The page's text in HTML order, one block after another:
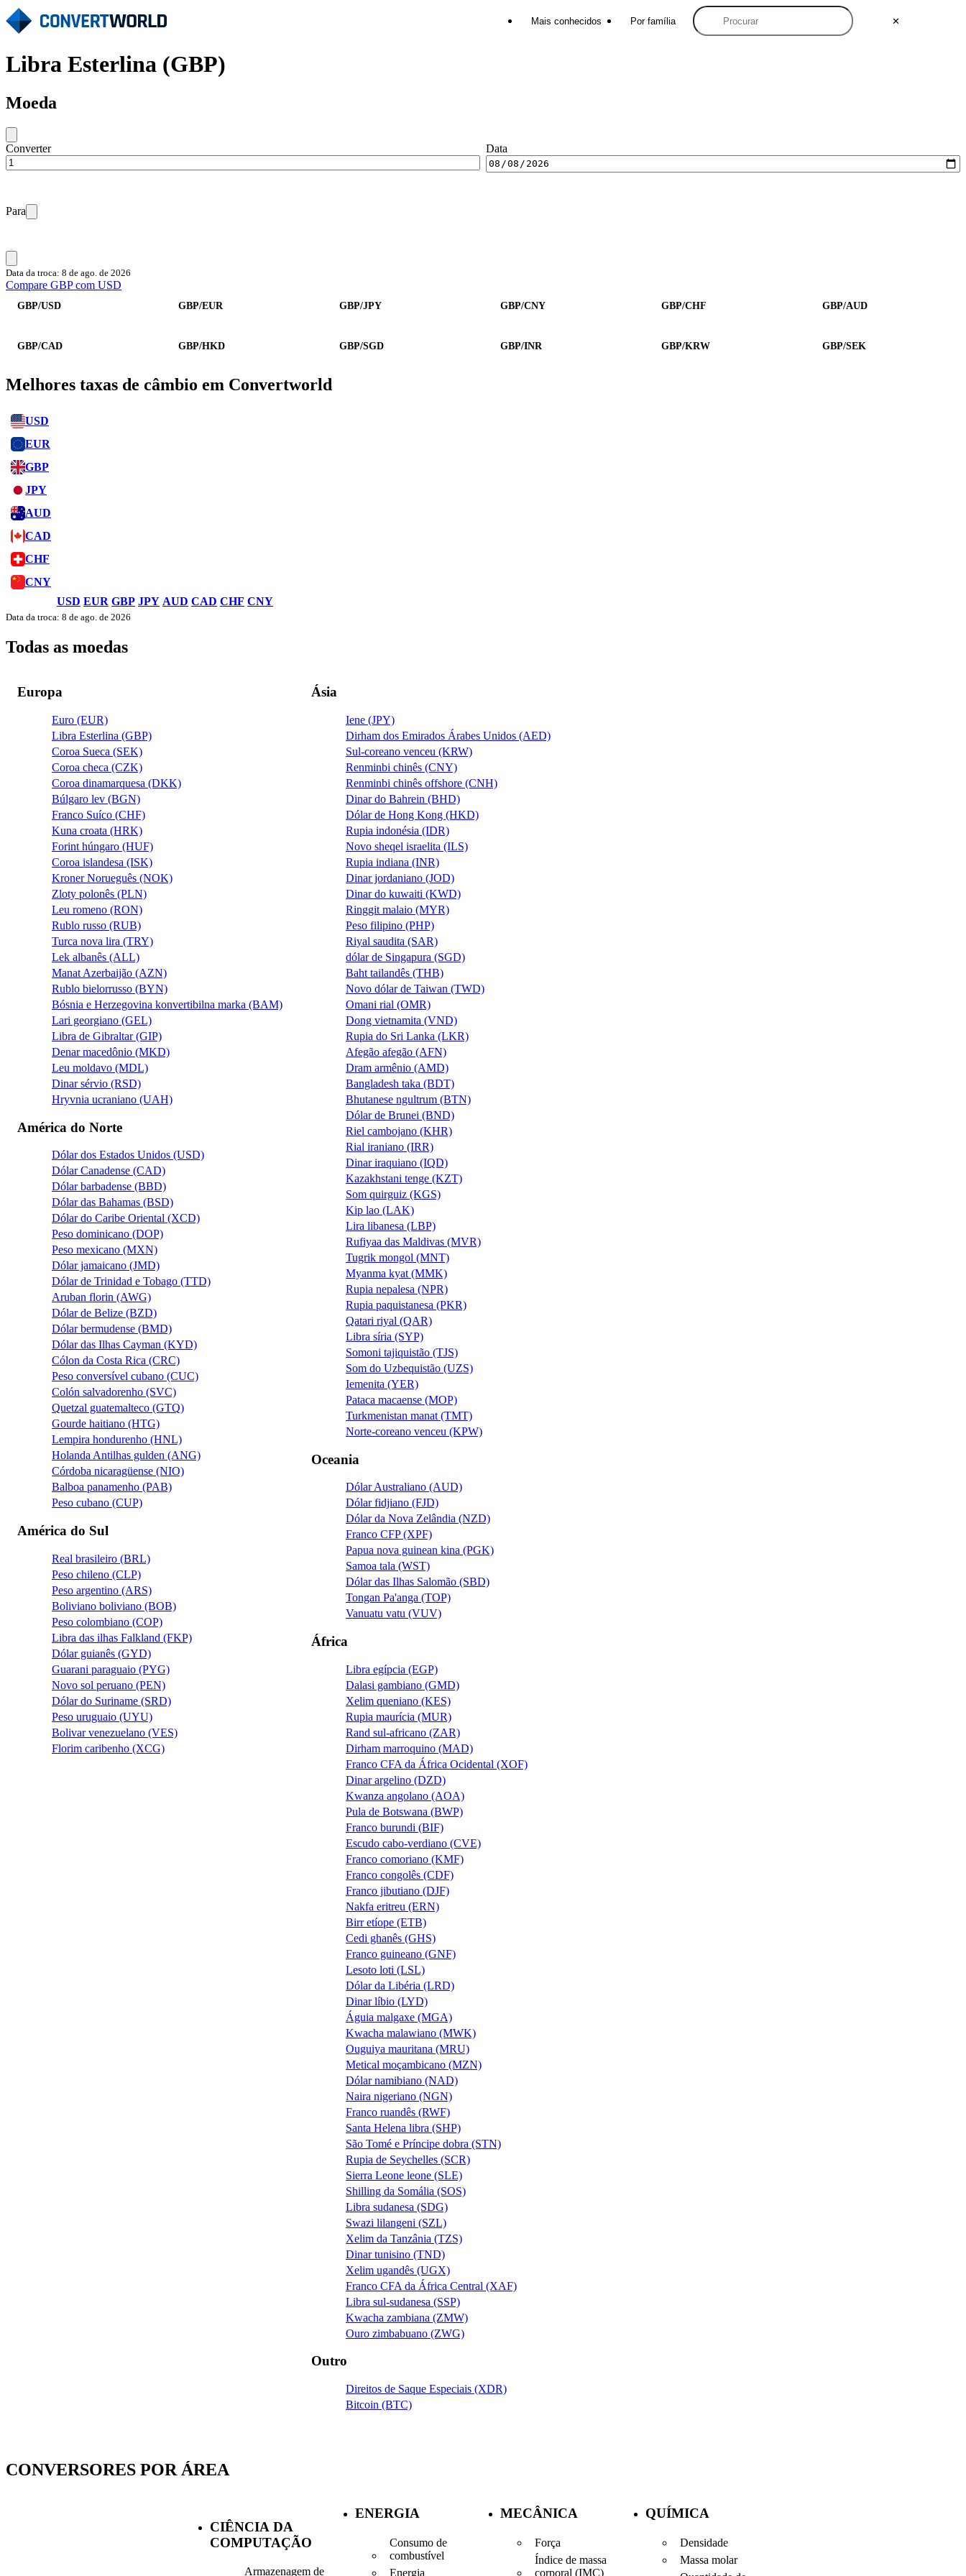
✕
Mais conhecidos Por família
Libra Esterlina (GBP)
Moeda
Converter Data
Para
Data da troca: 8 de ago. de 2026
Compare GBP com USD
GBP/USD GBP/EUR GBP/JPY GBP/CNY GBP/CHF GBP/AUD
GBP/CAD GBP/HKD GBP/SGD GBP/INR GBP/KRW GBP/SEK
Melhores taxas de câmbio em Convertworld
USD
EUR
GBP
JPY
AUD
CAD
CHF
CNY
USD EUR GBP JPY AUD CAD CHF CNY
Data da troca: 8 de ago. de 2026
Todas as moedas
Europa
Euro (EUR)
Libra Esterlina (GBP)
Coroa Sueca (SEK)
Coroa checa (CZK)
Coroa dinamarquesa (DKK)
Búlgaro lev (BGN)
Franco Suíco (CHF)
Kuna croata (HRK)
Forint húngaro (HUF)
Coroa islandesa (ISK)
Kroner Norueguês (NOK)
Zloty polonês (PLN)
Leu romeno (RON)
Rublo russo (RUB)
Turca nova lira (TRY)
Lek albanês (ALL)
Manat Azerbaijão (AZN)
Rublo bielorrusso (BYN)
Bósnia e Herzegovina konvertibilna marka (BAM)
Lari georgiano (GEL)
Libra de Gibraltar (GIP)
Denar macedônio (MKD)
Leu moldavo (MDL)
Dinar sérvio (RSD)
Hryvnia ucraniano (UAH)
América do Norte
Dólar dos Estados Unidos (USD)
Dólar Canadense (CAD)
Dólar barbadense (BBD)
Dólar das Bahamas (BSD)
Dólar do Caribe Oriental (XCD)
Peso dominicano (DOP)
Peso mexicano (MXN)
Dólar jamaicano (JMD)
Dólar de Trinidad e Tobago (TTD)
Aruban florin (AWG)
Dólar de Belize (BZD)
Dólar bermudense (BMD)
Dólar das Ilhas Cayman (KYD)
Cólon da Costa Rica (CRC)
Peso conversível cubano (CUC)
Colón salvadorenho (SVC)
Quetzal guatemalteco (GTQ)
Gourde haitiano (HTG)
Lempira hondurenho (HNL)
Holanda Antilhas gulden (ANG)
Córdoba nicaragüense (NIO)
Balboa panamenho (PAB)
Peso cubano (CUP)
América do Sul
Real brasileiro (BRL)
Peso chileno (CLP)
Peso argentino (ARS)
Boliviano boliviano (BOB)
Peso colombiano (COP)
Libra das ilhas Falkland (FKP)
Dólar guianês (GYD)
Guarani paraguaio (PYG)
Novo sol peruano (PEN)
Dólar do Suriname (SRD)
Peso uruguaio (UYU)
Bolivar venezuelano (VES)
Florim caribenho (XCG)
Ásia
Iene (JPY)
Dirham dos Emirados Árabes Unidos (AED)
Sul-coreano venceu (KRW)
Renminbi chinês (CNY)
Renminbi chinês offshore (CNH)
Dinar do Bahrein (BHD)
Dólar de Hong Kong (HKD)
Rupia indonésia (IDR)
Novo sheqel israelita (ILS)
Rupia indiana (INR)
Dinar jordaniano (JOD)
Dinar do kuwaiti (KWD)
Ringgit malaio (MYR)
Peso filipino (PHP)
Riyal saudita (SAR)
dólar de Singapura (SGD)
Baht tailandês (THB)
Novo dólar de Taiwan (TWD)
Omani rial (OMR)
Dong vietnamita (VND)
Rupia do Sri Lanka (LKR)
Afegão afegão (AFN)
Dram armênio (AMD)
Bangladesh taka (BDT)
Bhutanese ngultrum (BTN)
Dólar de Brunei (BND)
Riel cambojano (KHR)
Rial iraniano (IRR)
Dinar iraquiano (IQD)
Kazakhstani tenge (KZT)
Som quirguiz (KGS)
Kip lao (LAK)
Lira libanesa (LBP)
Rufiyaa das Maldivas (MVR)
Tugrik mongol (MNT)
Myanma kyat (MMK)
Rupia nepalesa (NPR)
Rupia paquistanesa (PKR)
Qatari riyal (QAR)
Libra síria (SYP)
Somoni tajiquistão (TJS)
Som do Uzbequistão (UZS)
Iemenita (YER)
Pataca macaense (MOP)
Turkmenistan manat (TMT)
Norte-coreano venceu (KPW)
Oceania
Dólar Australiano (AUD)
Dólar fidjiano (FJD)
Dólar da Nova Zelândia (NZD)
Franco CFP (XPF)
Papua nova guinean kina (PGK)
Samoa tala (WST)
Dólar das Ilhas Salomão (SBD)
Tongan Pa'anga (TOP)
Vanuatu vatu (VUV)
África
Libra egípcia (EGP)
Dalasi gambiano (GMD)
Xelim queniano (KES)
Rupia maurícia (MUR)
Rand sul-africano (ZAR)
Dirham marroquino (MAD)
Franco CFA da África Ocidental (XOF)
Dinar argelino (DZD)
Kwanza angolano (AOA)
Pula de Botswana (BWP)
Franco burundi (BIF)
Escudo cabo-verdiano (CVE)
Franco comoriano (KMF)
Franco congolês (CDF)
Franco jibutiano (DJF)
Nakfa eritreu (ERN)
Birr etíope (ETB)
Cedi ghanês (GHS)
Franco guineano (GNF)
Lesoto loti (LSL)
Dólar da Libéria (LRD)
Dinar líbio (LYD)
Águia malgaxe (MGA)
Kwacha malawiano (MWK)
Ouguiya mauritana (MRU)
Metical moçambicano (MZN)
Dólar namibiano (NAD)
Naira nigeriano (NGN)
Franco ruandês (RWF)
Santa Helena libra (SHP)
São Tomé e Príncipe dobra (STN)
Rupia de Seychelles (SCR)
Sierra Leone leone (SLE)
Shilling da Somália (SOS)
Libra sudanesa (SDG)
Swazi lilangeni (SZL)
Xelim da Tanzânia (TZS)
Dinar tunisino (TND)
Xelim ugandês (UGX)
Franco CFA da África Central (XAF)
Libra sul-sudanesa (SSP)
Kwacha zambiana (ZMW)
Ouro zimbabuano (ZWG)
Outro
Direitos de Saque Especiais (XDR)
Bitcoin (BTC)
CONVERSORES POR ÁREA
CIÊNCIA DA
COMPUTAÇÃO
Armazenagem de
ENERGIA
Consumo de
combustível
Energia
MECÂNICA
Força
Índice de massa
corporal (IMC)
QUÍMICA
Densidade
Massa molar